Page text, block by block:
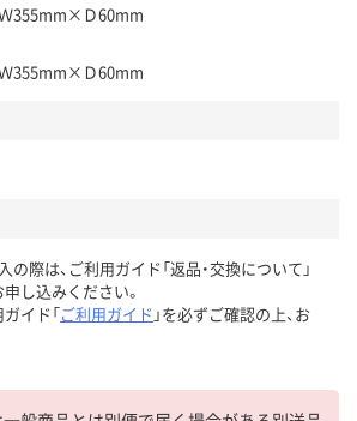
355mm×Ｄ60mm
355mm×Ｄ60mm
の際は、ご利用ガイド「返品・交換について」
し込みください。
イド「ご利用ガイド 」を必ずご確認の上、お